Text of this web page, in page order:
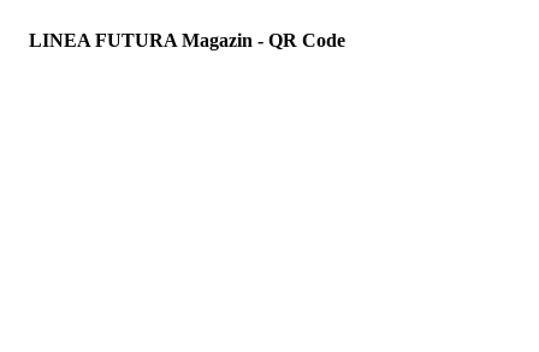
LINEA FUTURA Magazin - QR Code